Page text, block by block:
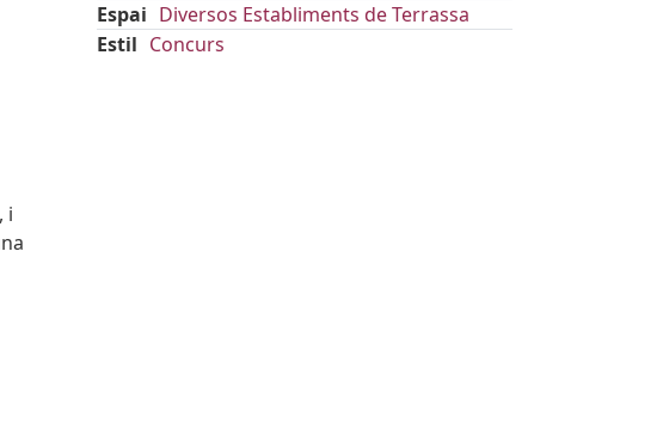
, i
Espai Diversos Establiments de Terrassa
Estil Concurs